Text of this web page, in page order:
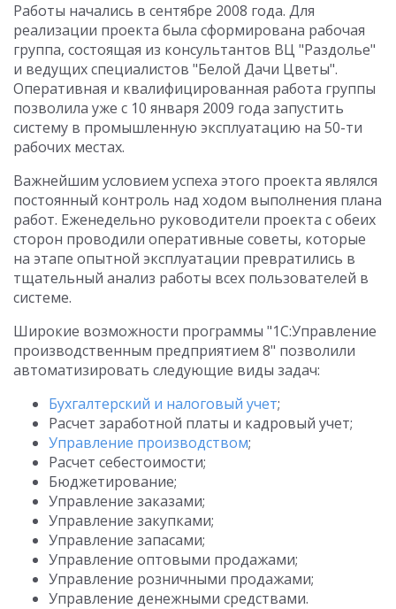
Работы начались в сентябре 2008 года. Для
реализации проекта была сформирована рабочая
группа, состоящая из консультантов ВЦ "Раздолье"
и ведущих специалистов "Белой Дачи Цветы".
Оперативная и квалифицированная работа группы
позволила уже с 10 января 2009 года запустить
систему в промышленную эксплуатацию на 50-ти
рабочих местах.
Важнейшим условием успеха этого проекта являлся
постоянный контроль над ходом выполнения плана
работ. Еженедельно руководители проекта с обеих
сторон проводили оперативные советы, которые
на этапе опытной эксплуатации превратились в
тщательный анализ работы всех пользователей в
системе.
Широкие возможности программы "1С:Управление
производственным предприятием 8" позволили
автоматизировать следующие виды задач:
Бухгалтерский и налоговый учет;
Расчет заработной платы и кадровый учет;
Управление производством;
Расчет себестоимости;
Бюджетирование;
Управление заказами;
Управление закупками;
Управление запасами;
Управление оптовыми продажами;
Управление розничными продажами;
Управление денежными средствами.